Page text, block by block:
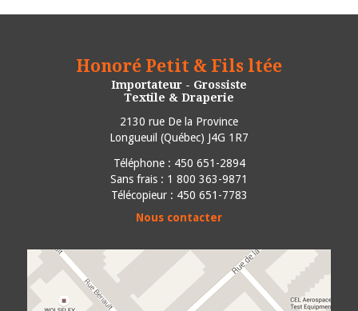
Honoré Petit & Fils ltée
Importateur - Grossiste
Textile & Draperie
2130 rue De la Province
Longueuil (Québec) J4G 1R7
Téléphone : 450 651-2894
Sans frais : 1 800 363-9871
Télécopieur : 450 651-7783
Nous contacter